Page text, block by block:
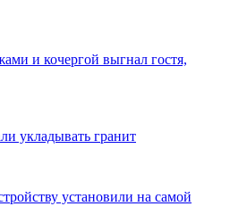
и кочергой выгнал гостя,
укладывать гранит
установили на самой